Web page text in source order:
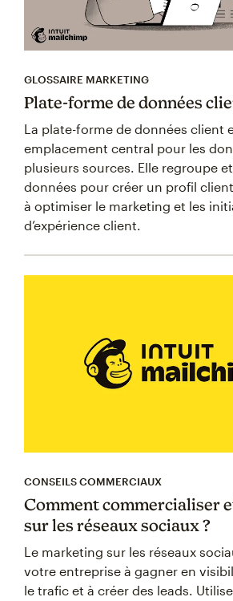
GLOSSAIRE MARKETING
Plate-forme de données
La plate-forme de données client
emplacement central pour les
plusieurs sources. Elle regroupe
données pour créer un profil
à optimiser le marketing et les
d’expérience client.
CONSEILS COMMERCIAUX
Comment commercialiser
sur les réseaux sociaux ?
Le marketing sur les réseaux
votre entreprise à gagner en
le trafic et à créer des leads.